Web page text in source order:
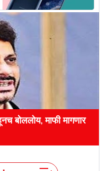
बोललोय, माफी मागणार